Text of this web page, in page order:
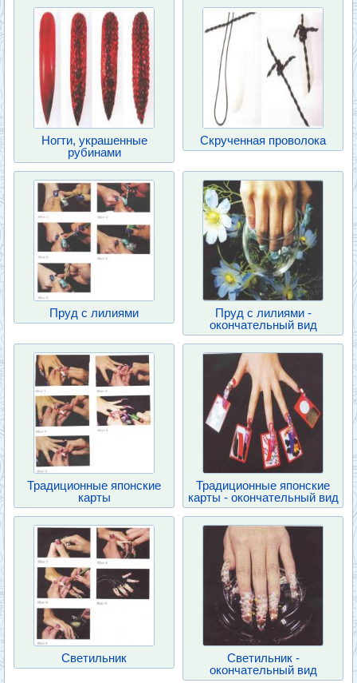
Ногти, украшенные
рубинами
Скрученная проволока
Пруд с лилиями
Пруд с лилиями -
окончательный вид
Традиционные японские
карты
Традиционные японские
карты - окончательный вид
Светильник
Светильник -
окончательный вид